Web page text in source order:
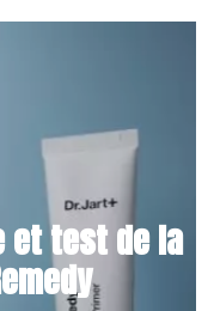
et test de la